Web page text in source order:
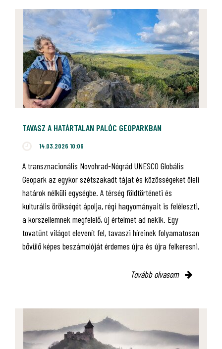
TAVASZ A HATÁRTALAN PALÓC GEOPARKBAN
14.03.2026 10:06
A transznacionális Novohrad-Nógrád UNESCO Globális
Geopark az egykor szétszakadt tájat és közösségeket öleli
határok nélküli egységbe. A térség földtörténeti és
kulturális örökségét ápolja, régi hagyományait is feléleszti,
a korszellemnek megfelelő, új értelmet ad nekik. Egy
tovatűnt világot elevenít fel, tavaszi híreinek folyamatosan
bővülő képes beszámolóját érdemes újra és újra felkeresni.
Tovább olvasom